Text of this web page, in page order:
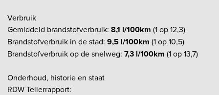
Verbruik
Gemiddeld brandstofverbruik: 8,1 l/100km (1 op 12,3)
Brandstofverbruik in de stad: 9,5 l/100km (1 op 10,5)
Brandstofverbruik op de snelweg: 7,3 l/100km (1 op 13,7)
Onderhoud, historie en staat
RDW Tellerrapport: